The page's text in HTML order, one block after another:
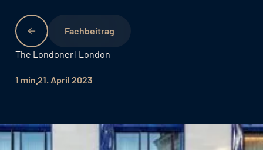
Fachbeitrag
The Londoner | London
1 min 21. April 2023